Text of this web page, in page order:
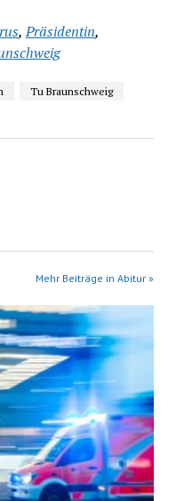
,Präsidentin,
Tu Braunschweig
Mehr Beiträge in Abitur »